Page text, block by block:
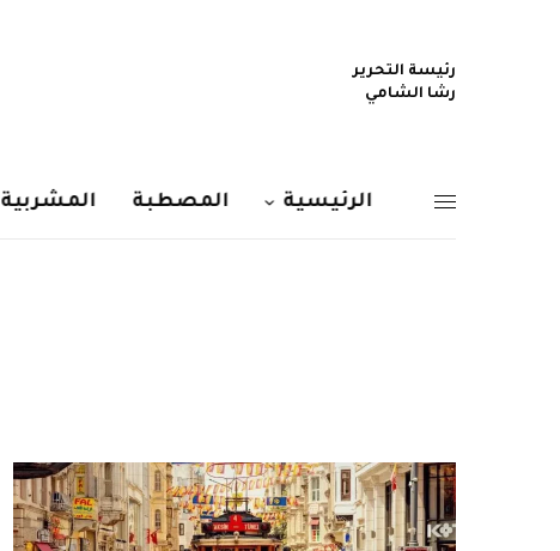
رئيسة التحرير
رشا الشامي
الرئيسية المصطبة المشربية